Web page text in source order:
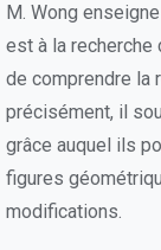
M. Wong
est à la
de comprendre la
précisément, il
grâce auquel ils
figures
modifications.